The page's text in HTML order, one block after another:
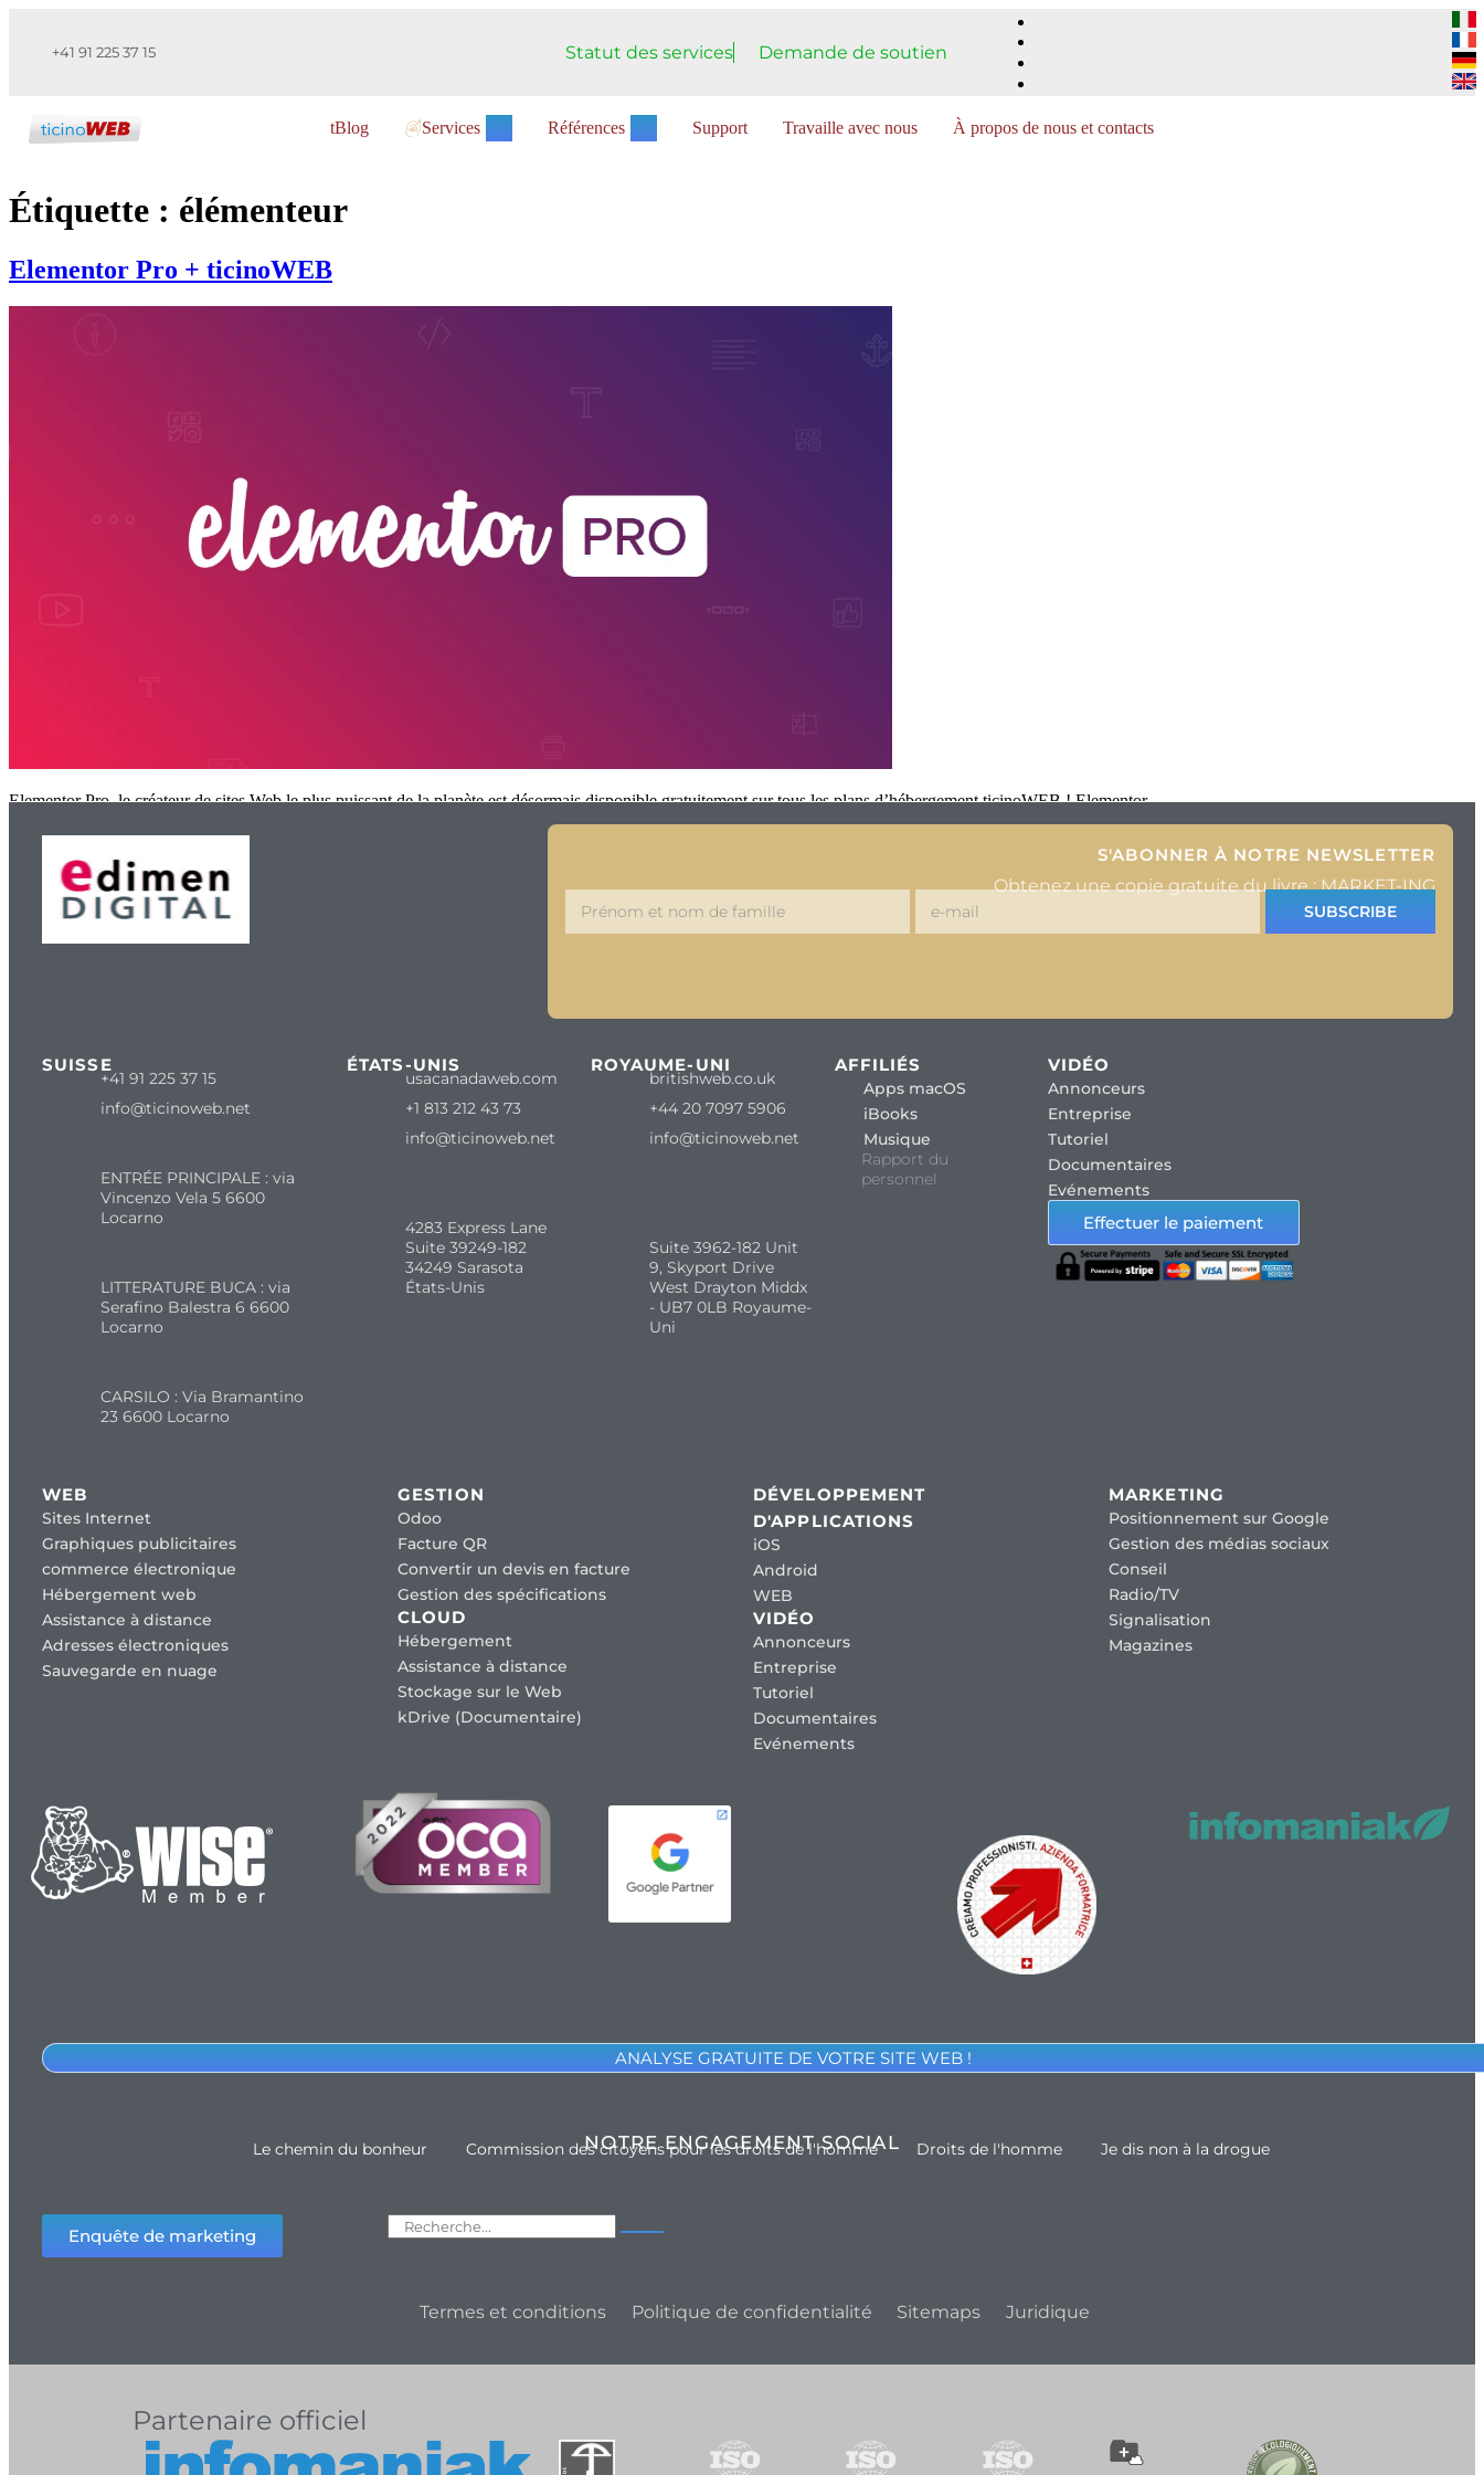
+41 91 225 37 15 Statut des services Demande de soutien
tBlog Services Références Support Travaille avec nous À propos de nous et contacts
Étiquette : élémenteur
Elementor Pro + ticinoWEB
Elementor Pro, le créateur de sites Web le plus puissant de la planète est désormais disponible gratuitement sur tous les plans d’hébergement ticinoWEB ! Elementor
S'ABONNER À NOTRE NEWSLETTER
Obtenez une copie gratuite du livre : MARKET-ING
SUBSCRIBE
SUISSE
+41 91 225 37 15
info@ticinoweb.net
ENTRÉE PRINCIPALE : via
Vincenzo Vela 5 6600
Locarno
LITTERATURE BUCA : via
Serafino Balestra 6 6600
Locarno
CARSILO : Via Bramantino
23 6600 Locarno
ÉTATS-UNIS
usacanadaweb.com
+1 813 212 43 73
info@ticinoweb.net
4283 Express Lane
Suite 39249-182
34249 Sarasota
États-Unis
ROYAUME-UNI
britishweb.co.uk
+44 20 7097 5906
info@ticinoweb.net
Suite 3962-182 Unit
9, Skyport Drive
West Drayton Middx
- UB7 0LB Royaume-
Uni
AFFILIÉS
Apps macOS
iBooks
Musique
Rapport du
personnel
VIDÉO
Annonceurs
Entreprise
Tutoriel
Documentaires
Evénements
Effectuer le paiement
WEB
Sites Internet
Graphiques publicitaires
commerce électronique
Hébergement web
Assistance à distance
Adresses électroniques
Sauvegarde en nuage
GESTION
Odoo
Facture QR
Convertir un devis en facture
Gestion des spécifications
CLOUD
Hébergement
Assistance à distance
Stockage sur le Web
kDrive (Documentaire)
DÉVELOPPEMENT
D'APPLICATIONS
iOS
Android
WEB
VIDÉO
Annonceurs
Entreprise
Tutoriel
Documentaires
Evénements
MARKETING
Positionnement sur Google
Gestion des médias sociaux
Conseil
Radio/TV
Signalisation
Magazines
ANALYSE GRATUITE DE VOTRE SITE WEB !
NOTRE ENGAGEMENT SOCIAL
Le chemin du bonheur Commission des citoyens pour les droits de l'homme Droits de l'homme Je dis non à la drogue
Enquête de marketing
Termes et conditions Politique de confidentialité Sitemaps Juridique
Partenaire officiel